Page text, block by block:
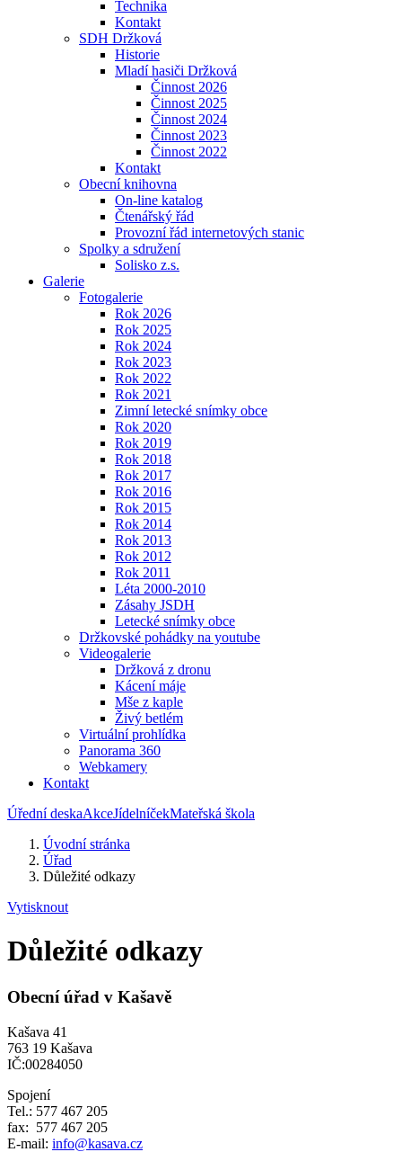
Technika
Kontakt
SDH Držková
Historie
Mladí hasiči Držková
Činnost 2026
Činnost 2025
Činnost 2024
Činnost 2023
Činnost 2022
Kontakt
Obecní knihovna
On-line katalog
Čtenářský řád
Provozní řád internetových stanic
Spolky a sdružení
Solisko z.s.
Galerie
Fotogalerie
Rok 2026
Rok 2025
Rok 2024
Rok 2023
Rok 2022
Rok 2021
Zimní letecké snímky obce
Rok 2020
Rok 2019
Rok 2018
Rok 2017
Rok 2016
Rok 2015
Rok 2014
Rok 2013
Rok 2012
Rok 2011
Léta 2000-2010
Zásahy JSDH
Letecké snímky obce
Držkovské pohádky na youtube
Videogalerie
Držková z dronu
Kácení máje
Mše z kaple
Živý betlém
Virtuální prohlídka
Panorama 360
Webkamery
Kontakt
Úřední deskaAkceJídelníčekMateřská škola
Úvodní stránka
Úřad
Důležité odkazy
Vytisknout
Důležité odkazy
Obecní úřad v Kašavě
Kašava 41
763 19 Kašava
IČ:00284050
Spojení
Tel.: 577 467 205
fax: 577 467 205
E-mail: info@kasava.cz